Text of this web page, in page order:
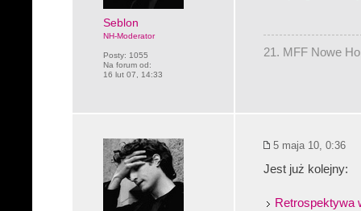
Seblon
NH-Moderator
Posty: 1055
Na forum od:
16 lut 07, 14:33
21. MFF Nowe
5 maja 10, 0:36
Jest już kolejny:
Retrospektywa